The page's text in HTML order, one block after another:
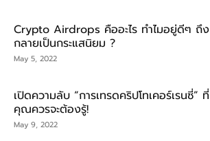
Crypto Airdrops คืออะไร ทำไมอยู่ดีๆ ถึง
กลายเป็นกระแสนิยม ?
May 5, 2022
เปิดความลับ “การเทรดคริปโทเคอร์เรนซี่” ที่
คุณควรจะต้องรู้!
May 9, 2022